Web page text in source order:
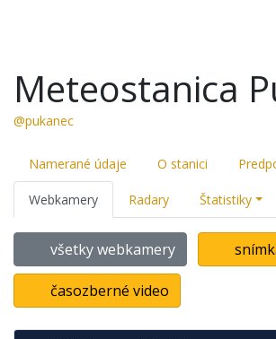
Meteostanica
@pukanec
Namerané údaje O stanici
Webkamery Radary Štatistiky
všetky webkamery
časozberné video